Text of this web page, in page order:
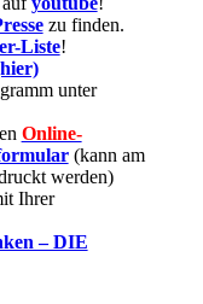
zu finden.
Liste!
unter
Online-
(kann am
werden)
Ihrer
– DIE